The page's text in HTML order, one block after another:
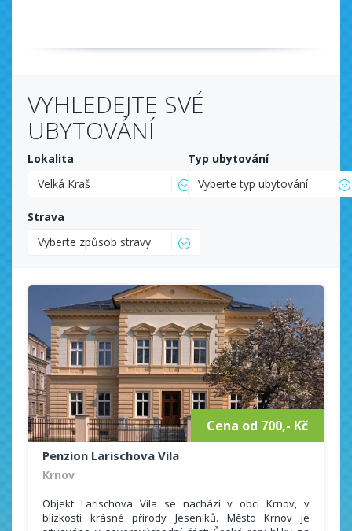
VYHLEDEJTE SVÉ
UBYTOVÁNÍ
Lokalita
Velká Kraš
Typ ubytování
Vyberte typ ubytování
Strava
Vyberte způsob stravy
Cena od 700,- Kč
Penzion Larischova Vila
Krnov
Objekt Larischova Vila se nachází v obci Krnov, v
blízkosti krásné přírody Jeseníků. Město Krnov je